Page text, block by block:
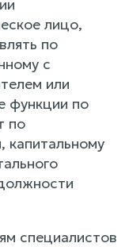
лицо,
по
с
или
функции по
по
капитальному
специалистов